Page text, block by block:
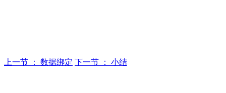
上一节 ： 数据绑定 下一节 ： 小结